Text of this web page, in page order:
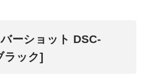
ーショット DSC-
ラック]